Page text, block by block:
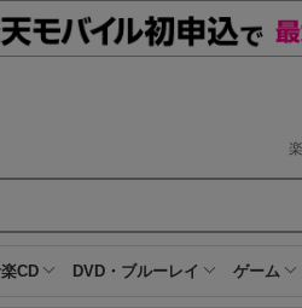
CD DVD・ブルーレイ ゲーム